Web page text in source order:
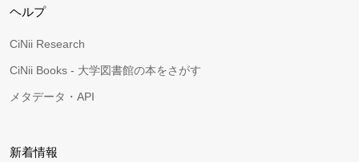
ヘルプ
CiNii Research
CiNii Books - 大学図書館の本をさがす
メタデータ・API
新着情報